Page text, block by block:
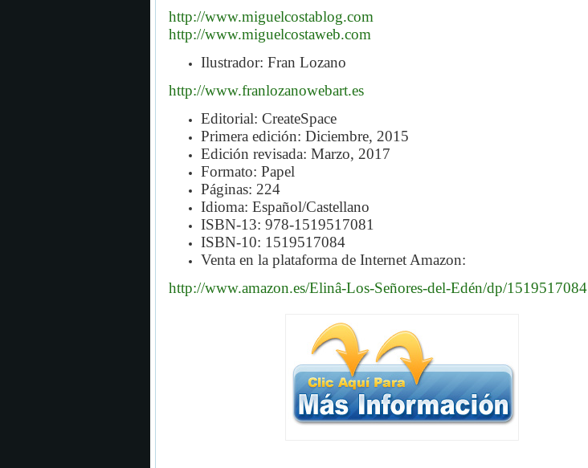
http://www.miguelcostablog.com
http://www.miguelcostaweb.com
Ilustrador: Fran Lozano
http://www.franlozanowebart.es
Editorial: CreateSpace
Primera edición: Diciembre, 2015
Edición revisada: Marzo, 2017
Formato: Papel
Páginas: 224
Idioma: Español/Castellano
ISBN-13: 978-1519517081
ISBN-10: 1519517084
Venta en la plataforma de Internet Amazon:
http://www.amazon.es/Elinâ-Los-Señores-del-Edén/dp/1519517084